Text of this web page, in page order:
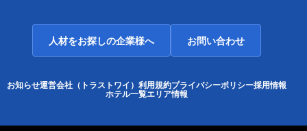
人材をお探しの企業様へ お問い合わせ
お知らせ運営会社（トラストワイ） 利用規約プライバシーポリシー採用情報
ホテル一覧エリア情報